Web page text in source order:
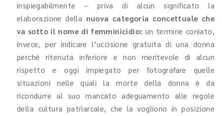
inspiegabilmente – priva di alcun significato la
elaborazione della nuova categoria concettuale che
va sotto il nome di femminicidio: un termine coniato,
invece, per indicare l’uccisione gratuita di una donna
perché ritenuta inferiore e non meritevole di alcun
rispetto e oggi impiegato per fotografare quelle
situazioni nelle quali la morte della donna è da
ricondurre al suo mancato adeguamento alle regole
della cultura patriarcale, che la vogliono in posizione